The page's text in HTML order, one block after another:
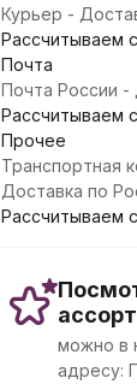
Курьер -
Рассчитываем
Почта
Почта России -
Рассчитываем
Прочее
Транспортная
Доставка по
Рассчитываем
можно в
адресу: